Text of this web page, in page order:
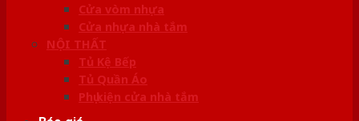
Cửa vòm nhựa
Cửa nhựa nhà tắm
NỘI THẤT
Tủ Kệ Bếp
Tủ Quần Áo
Phụ kiện cửa nhà tắm